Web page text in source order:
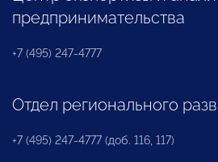
предпринимательства
+7 (495) 247-4777
Отдел регионального
+7 (495) 247-4777 (доб. 116, 117)